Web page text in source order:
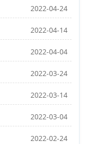
2022-04-24
2022-04-14
2022-04-04
2022-03-24
2022-03-14
2022-03-04
2022-02-24